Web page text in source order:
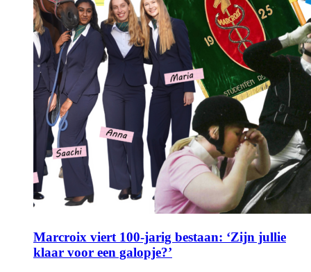
Marcroix viert 100-jarig bestaan: ‘Zijn jullie
klaar voor een galopje?’